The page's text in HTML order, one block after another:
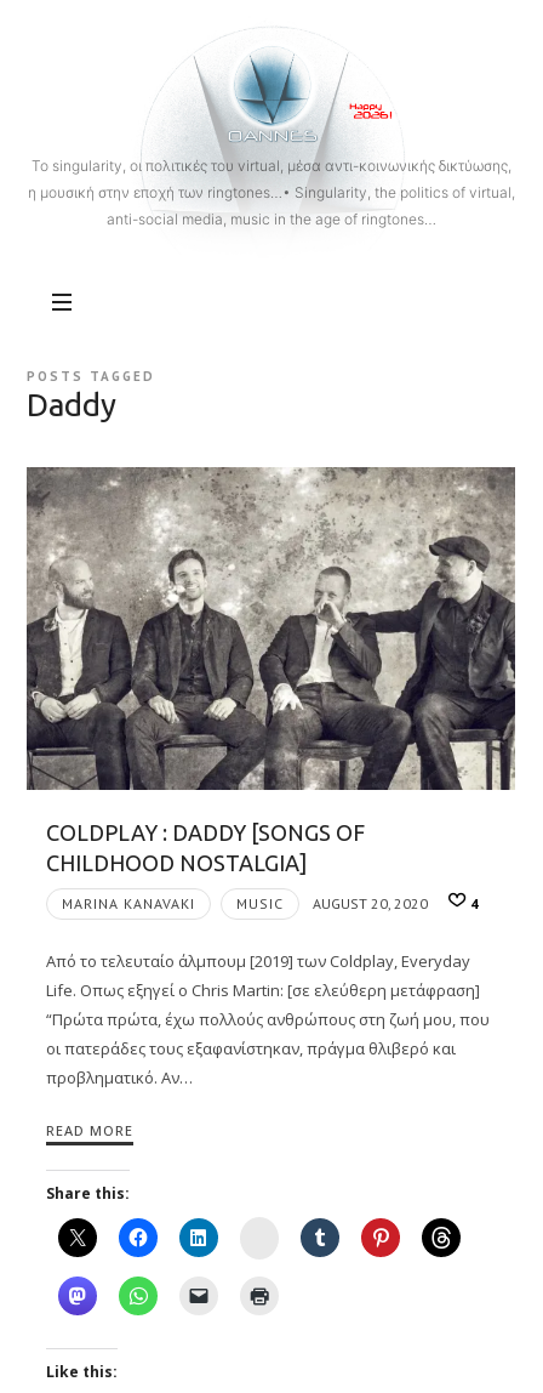
OANNES
To singularity, οι πολιτικές του virtual, μέσα αντι-κοινωνικής δικτύωσης,
η μουσική στην εποχή των ringtones…• Singularity, the politics of virtual,
anti-social media, music in the age of ringtones…
POSTS TAGGED
Daddy
COLDPLAY : DADDY [SONGS OF
CHILDHOOD NOSTALGIA]
MARINA KANAVAKI MUSIC AUGUST 20, 2020 4
Από το τελευταίο άλμπουμ [2019] των Coldplay, Everyday
Life. Οπως εξηγεί ο Chris Martin: [σε ελεύθερη μετάφραση]
“Πρώτα πρώτα, έχω πολλούς ανθρώπους στη ζωή μου, που
οι πατεράδες τους εξαφανίστηκαν, πράγμα θλιβερό και
προβληματικό. Αν…
READ MORE
Share this:
Instagram
Like this: